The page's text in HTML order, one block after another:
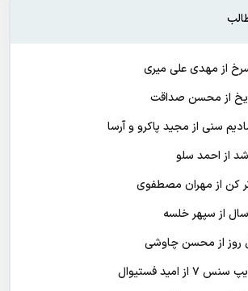
از مهدی علی میری
یخ از محسن صداقت
سنی از مجید پاکرو و آرسا
از احمد سلو
کن از مهران مصطفوی
از سپهر خلسه
روز از محسن چاوشی
اميد فستيوال